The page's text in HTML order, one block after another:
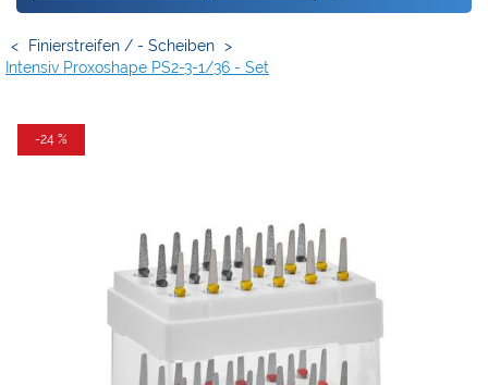
< Finierstreifen / - Scheiben >
Intensiv Proxoshape PS2-3-1/36 - Set
-24 %